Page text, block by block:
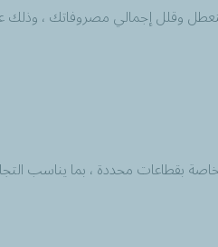
وقلل إجمالي مصروفاتك ،
بقطاعات محددة ، بما يناسب